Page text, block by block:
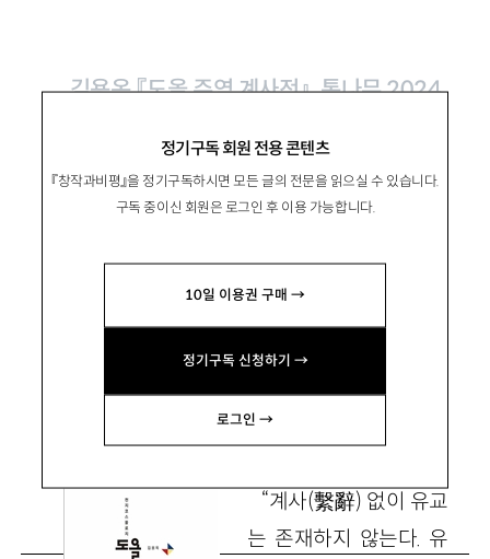
정기구독 회원 전용 콘텐츠
『창작과비평』을 정기구독하시면 모든 글의 전문을 읽으실 수 있습니다.
구독 중이신 회원은 로그인 후 이용 가능합니다.
10일 이용권 구매 →
정기구독 신청하기 →
로그인 →
김용옥 『도올 주역 계사전』, 통나무 2024
주역 계사에서 찾은 ‘천지’ 코스몰로지
의 현대적 소환
전북대 한국과학문명학연구소 교수
lovejnj@jbnu.ac.kr
“계사(繫辭) 없이 유교
는 존재하지 않는다. 유